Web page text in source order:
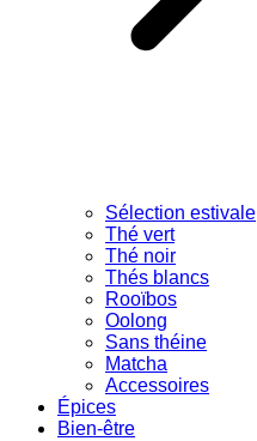
Sélection estivale
Thé vert
Thé noir
Thés blancs
Rooïbos
Oolong
Sans théine
Matcha
Accessoires
Épices
Bien-être